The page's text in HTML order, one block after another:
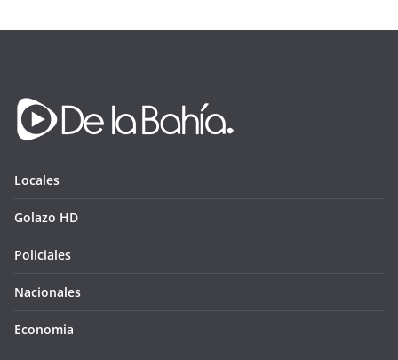
Locales
Golazo HD
Policiales
Nacionales
Economia